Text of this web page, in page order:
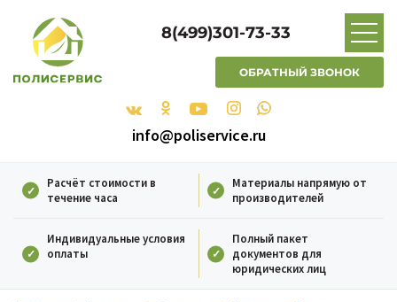
8(499)301-73-33
ОБРАТНЫЙ ЗВОНОК
info@poliservice.ru
Расчёт стоимости в
течение часа
Материалы напрямую от
производителей
Индивидуальные условия
оплаты
Полный пакет
документов для
юридических лиц